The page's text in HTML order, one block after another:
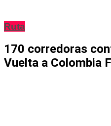
Ruta
170 corredoras
Vuelta a Colombia